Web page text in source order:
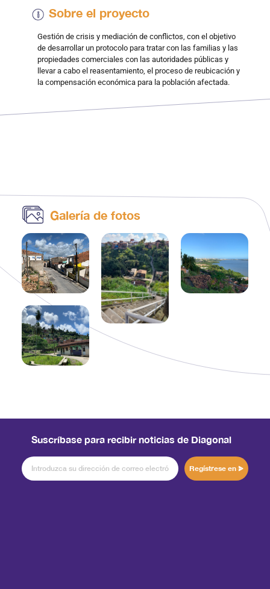
Sobre el proyecto
Gestión de crisis y mediación de conflictos, con el objetivo
de desarrollar un protocolo para tratar con las familias y las
propiedades comerciales con las autoridades públicas y
llevar a cabo el reasentamiento, el proceso de reubicación y
la compensación económica para la población afectada.
Galería de fotos
Suscríbase para recibir noticias de Diagonal
Regístrese en